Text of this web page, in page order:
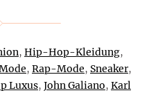
, Hip-Hop-Kleidung,
, Rap-Mode, Sneaker,
Luxus, John Galiano, Karl